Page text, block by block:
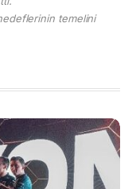
temelini